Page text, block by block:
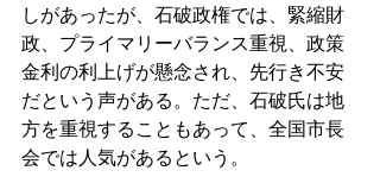
しがあったが、石破政権では、緊縮財
政、プライマリーバランス重視、政策
金利の利上げが懸念され、先行き不安
だという声がある。ただ、石破氏は地
方を重視することもあって、全国市長
会では人気があるという。